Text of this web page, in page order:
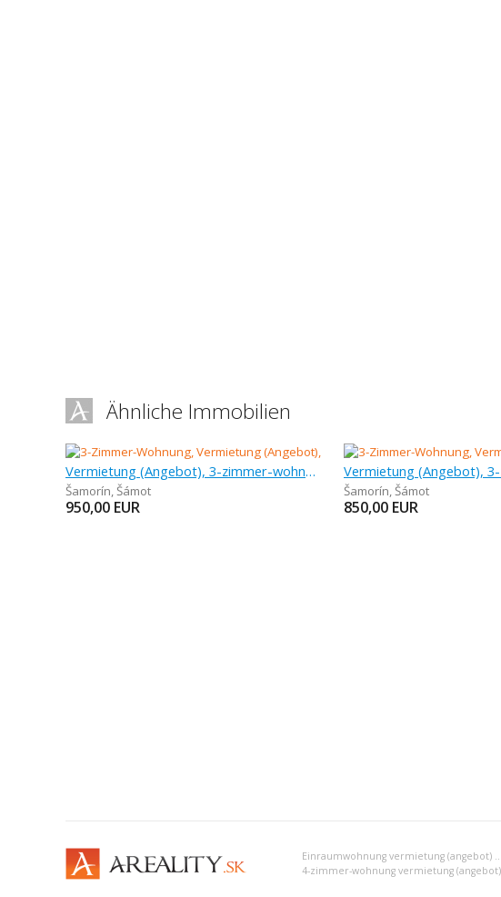
Ähnliche Immobilien
Vermietung (Angebot), 3-zimmer-wohnung, 83,35 m
Šamorín,Šámot
950,00 EUR
Šamorín,Šámot
850,00 EUR
Einraumwohnung vermietung (angebot) Dunajská Streda
4-